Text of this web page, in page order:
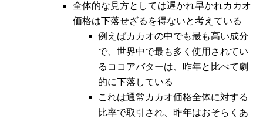
全体的な見方としては遅かれ早かれカカオ
価格は下落せざるを得ないと考えている
例えばカカオの中でも最も高い成分
で、世界中で最も多く使用されてい
るココアバターは、昨年と比べて劇
的に下落している
これは通常カカオ価格全体に対する
比率で取引され、昨年はおそらくあ